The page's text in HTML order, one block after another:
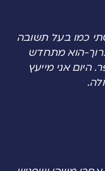
כמו בעל תשובה
הוא מתחדש
אני מייעץ